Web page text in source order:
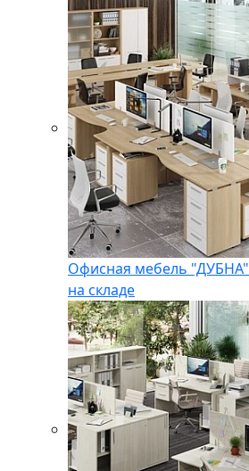
Офисная мебель "ДУБНА"
на складе